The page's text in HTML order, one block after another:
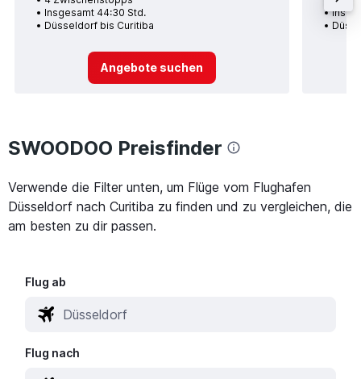
Insgesamt 44:30 Std.
Düsseldorf bis Curitiba
Angebote suchen
SWOODOO Preisfinder
Verwende die Filter unten, um Flüge vom Flughafen
Düsseldorf nach Curitiba zu finden und zu vergleichen, die
am besten zu dir passen.
Flug ab
Flug nach